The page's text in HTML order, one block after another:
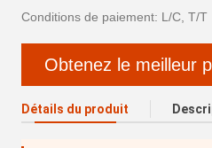
Conditions de paiement: L/C, T/T
Obtenez le meilleur
Détails du produit